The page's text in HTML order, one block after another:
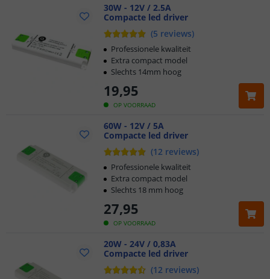
30W - 12V / 2.5A
Compacte led driver
(5 reviews)
OP VOORRAAD
19,95
Professionele kwaliteit
Extra compact model
Slechts 14mm hoog
60W - 12V / 5A
Compacte led driver
(12 reviews)
OP VOORRAAD
27,95
Professionele kwaliteit
Extra compact model
Slechts 18 mm hoog
20W - 24V / 0,83A
Compacte led driver
(12 reviews)